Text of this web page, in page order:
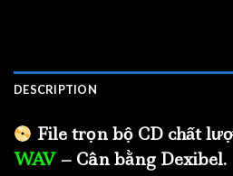
DESCRIPTION
File trọn bộ CD chất
WAV – Cân bằng Dexibel.